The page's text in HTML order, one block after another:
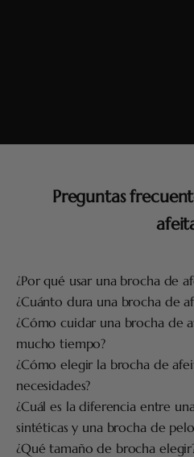
Preguntas
¿Por qué usar una brocha de
¿Cuánto dura una brocha de
¿Cómo cuidar una brocha de
mucho tiempo?
¿Cómo elegir la brocha de
necesidades?
¿Cuál es la diferencia entre
sintéticas y una brocha de
¿Qué tamaño de brocha